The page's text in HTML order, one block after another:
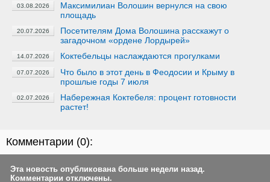
03.08.2026
Максимилиан Волошин вернулся на свою
площадь
20.07.2026
Посетителям Дома Волошина расскажут о
загадочном «ордене Лордырей»
14.07.2026 Коктебельцы наслаждаются прогулками
07.07.2026
Что было в этот день в Феодосии и Крыму в
прошлые годы 7 июля
02.07.2026
Набережная Коктебеля: процент готовности
растет!
Комментарии (0):
Эта новость опубликована больше недели назад.
Комментарии отключены.